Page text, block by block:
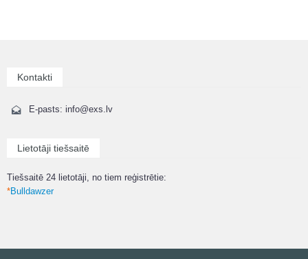
Kontakti
E-pasts: info@exs.lv
Lietotāji tiešsaitē
Tiešsaitē 24 lietotāji, no tiem reģistrētie:
*Bulldawzer